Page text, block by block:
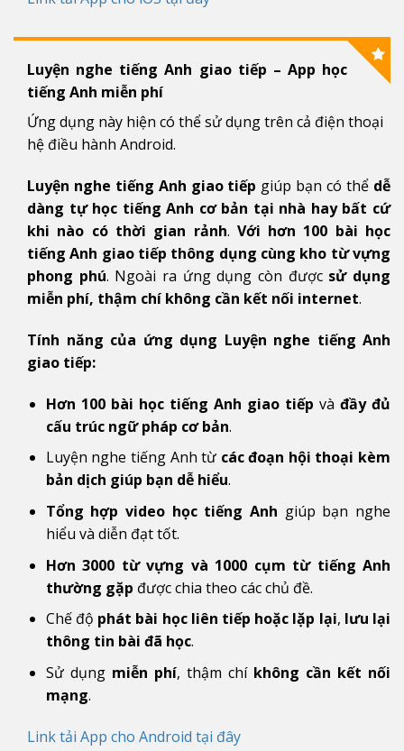
Luyện nghe tiếng Anh giao tiếp – App học
tiếng Anh miễn phí
Ứng dụng này hiện có thể sử dụng trên cả điện thoại
hệ điều hành Android.
Luyện nghe tiếng Anh giao tiếp giúp bạn có thể dễ
dàng tự học tiếng Anh cơ bản tại nhà hay bất cứ
khi nào có thời gian rảnh. Với hơn 100 bài học
tiếng Anh giao tiếp thông dụng cùng kho từ vựng
phong phú. Ngoài ra ứng dụng còn được sử dụng
miễn phí, thậm chí không cần kết nối internet.
Tính năng của ứng dụng Luyện nghe tiếng Anh
giao tiếp:
Hơn 100 bài học tiếng Anh giao tiếp và đầy đủ
cấu trúc ngữ pháp cơ bản.
Luyện nghe tiếng Anh từ các đoạn hội thoại kèm
bản dịch giúp bạn dễ hiểu.
Tổng hợp video học tiếng Anh giúp bạn nghe
hiểu và diễn đạt tốt.
Hơn 3000 từ vựng và 1000 cụm từ tiếng Anh
thường gặp được chia theo các chủ đề.
Chế độ phát bài học liên tiếp hoặc lặp lại, lưu lại
thông tin bài đã học.
Sử dụng miễn phí, thậm chí không cần kết nối
mạng.
Link tải App cho Android tại đây